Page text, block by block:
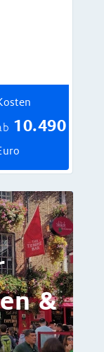
10.490
&